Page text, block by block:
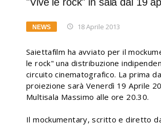
NEWS 18 Aprile 2013
Saiettafilm ha avviato per il
le rock" una distribuzione
circuito cinematografico. La prima
proiezione sarà Venerdì 19 Aprile
Multisala Massimo alle ore 20.30.
Il mockumentary, scritto e diretto